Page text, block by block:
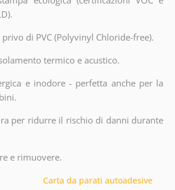
di PVC (Polyvinyl Chloride-free).
termico e acustico.
e inodore - perfetta anche per la
per ridurre il rischio di danni durante
e rimuovere.
Carta da parati autoadesive